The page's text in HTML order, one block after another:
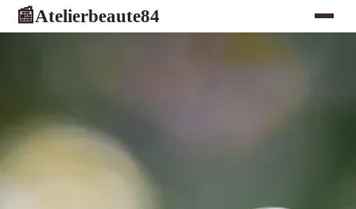
📰Atelierbeaute84